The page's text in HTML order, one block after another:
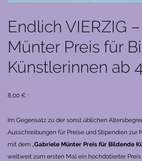
Endlich VIERZIG
Münter Preis für
Künstlerinnen ab
8,00 € *
Im Gegensatz zu der sonst üblichen
Ausschreibungen für Preise und Stipendien zur
mit dem „Gabriele Münter Preis für Bildende
weltweit zum ersten Mal ein hochdotierter